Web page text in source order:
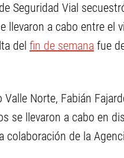
Seguridad Vial
llevaron a cabo entre el
del fin de semana fue
Valle Norte, Fabián
se llevaron a cabo en
colaboración de la